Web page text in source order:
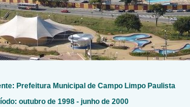
Prefeitura Municipal de Campo Limpo Paulista
outubro de 1998 - junho de 2000